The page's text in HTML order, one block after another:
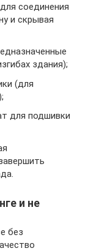
соединения
и скрывая
здания);
(для
для подшивки
и не
без